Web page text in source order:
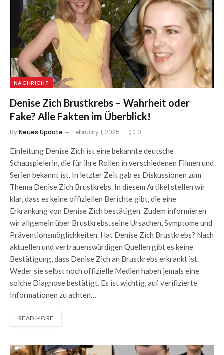
NACHRICHT
Denise Zich Brustkrebs – Wahrheit oder
Fake? Alle Fakten im Überblick!
ByNeues Update February 1, 2025 0
Einleitung Denise Zich ist eine bekannte deutsche
Schauspielerin, die für ihre Rollen in verschiedenen Filmen und
Serien bekannt ist. In letzter Zeit gab es Diskussionen zum
Thema Denise Zich Brustkrebs. In diesem Artikel stellen wir
klar, dass es keine offiziellen Berichte gibt, die eine
Erkrankung von Denise Zich bestätigen. Zudem informieren
wir allgemein über Brustkrebs, seine Ursachen, Symptome und
Präventionsmöglichkeiten. Hat Denise Zich Brustkrebs? Nach
aktuellen und vertrauenswürdigen Quellen gibt es keine
Bestätigung, dass Denise Zich an Brustkrebs erkrankt ist.
Weder sie selbst noch offizielle Medien haben jemals eine
solche Diagnose bestätigt. Es ist wichtig, auf verifizierte
Informationen zu achten…
READ MORE